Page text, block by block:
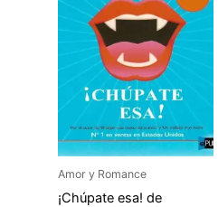
Amor y Romance
¡Chúpate esa! de